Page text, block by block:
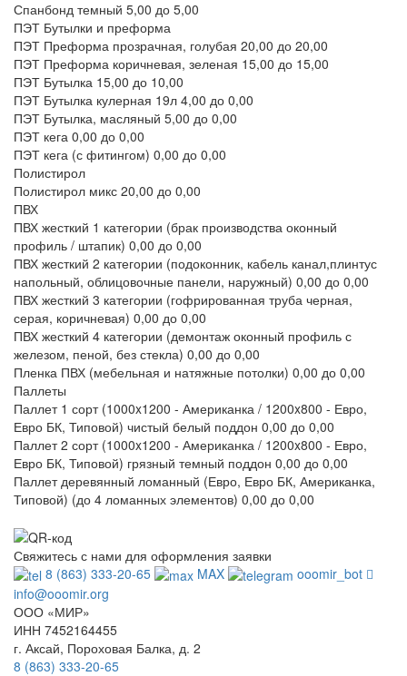
Спанбонд темный 5,00 до 5,00
ПЭТ Бутылки и преформа
ПЭТ Преформа прозрачная, голубая 20,00 до 20,00
ПЭТ Преформа коричневая, зеленая 15,00 до 15,00
ПЭТ Бутылка 15,00 до 10,00
ПЭТ Бутылка кулерная 19л 4,00 до 0,00
ПЭТ Бутылка, масляный 5,00 до 0,00
ПЭТ кега 0,00 до 0,00
ПЭТ кега (с фитингом) 0,00 до 0,00
Полистирол
Полистирол микс 20,00 до 0,00
ПВХ
ПВХ жесткий 1 категории (брак производства оконный
профиль / штапик) 0,00 до 0,00
ПВХ жесткий 2 категории (подоконник, кабель канал,плинтус
напольный, облицовочные панели, наружный) 0,00 до 0,00
ПВХ жесткий 3 категории (гофрированная труба черная,
серая, коричневая) 0,00 до 0,00
ПВХ жесткий 4 категории (демонтаж оконный профиль с
железом, пеной, без стекла) 0,00 до 0,00
Пленка ПВХ (мебельная и натяжные потолки) 0,00 до 0,00
Паллеты
Паллет 1 сорт (1000x1200 - Американка / 1200x800 - Евро,
Евро БК, Типовой) чистый белый поддон 0,00 до 0,00
Паллет 2 сорт (1000x1200 - Американка / 1200x800 - Евро,
Евро БК, Типовой) грязный темный поддон 0,00 до 0,00
Паллет деревянный ломанный (Евро, Евро БК, Американка,
Типовой) (до 4 ломанных элементов) 0,00 до 0,00
Свяжитесь с нами для оформления заявки
8 (863) 333-20-65
MAX
ooomir_bot
info@ooomir.org
ООО «МИР»
ИНН 7452164455
г. Аксай, Пороховая Балка, д. 2
8 (863) 333-20-65